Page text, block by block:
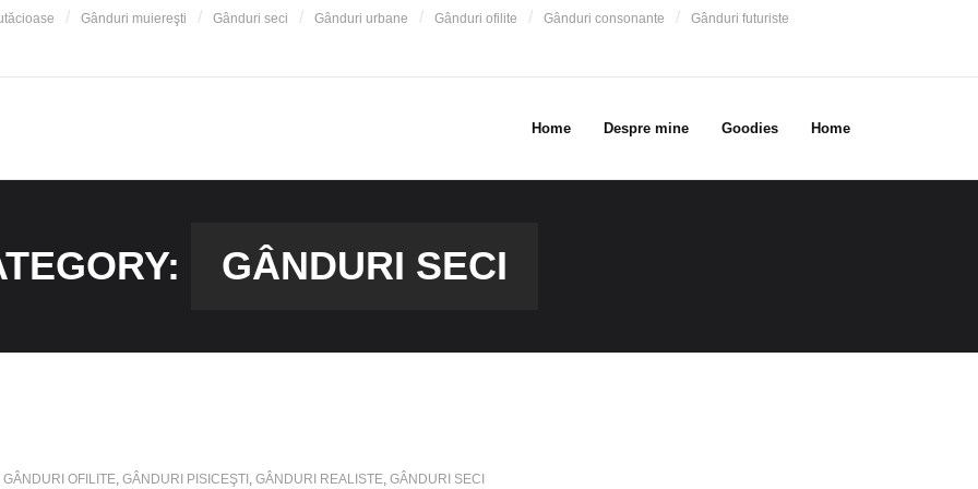
Gânduri muiereşti Gânduri seci Gânduri urbane Gânduri ofilite Gânduri consonante Gânduri futuriste
Home Despre mine Goodies Home
GÂNDURI SECI
GÂNDURI OFILITE, GÂNDURI PISICEŞTI , GÂNDURI REALISTE, GÂNDURI SECI